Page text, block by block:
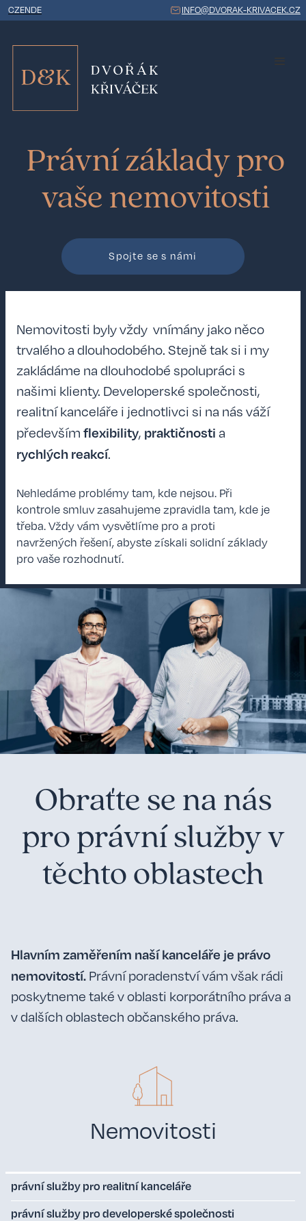
CZENDE INFO@DVORAK-KRIVACEK.CZ
Právní základy pro
vaše nemovitosti
Spojte se s námi
Nemovitosti byly vždy vnímány jako něco
trvalého a dlouhodobého. Stejně tak si i my
zakládáme na dlouhodobé spolupráci s
našimi klienty. Developerské společnosti,
realitní kanceláře i jednotlivci si na nás váží
především flexibility, praktičnosti a
rychlých reakcí.
Nehledáme problémy tam, kde nejsou. Při
kontrole smluv zasahujeme zpravidla tam, kde je
třeba. Vždy vám vysvětlíme pro a proti
navržených řešení, abyste získali solidní základy
pro vaše rozhodnutí.
Obraťte se na nás
pro právní služby v
těchto oblastech
Hlavním zaměřením naší kanceláře je právo
nemovitostí. Právní poradenství vám však rádi
poskytneme také v oblasti korporátního práva a
v dalších oblastech občanského práva.
Nemovitosti
právní služby pro realitní kanceláře
právní služby pro developerské společnosti